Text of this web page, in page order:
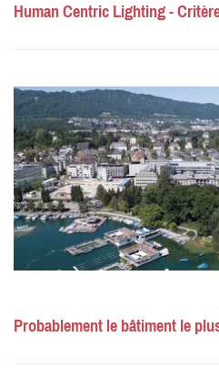
Human Centric Lighting -
Probablement le bâtiment le